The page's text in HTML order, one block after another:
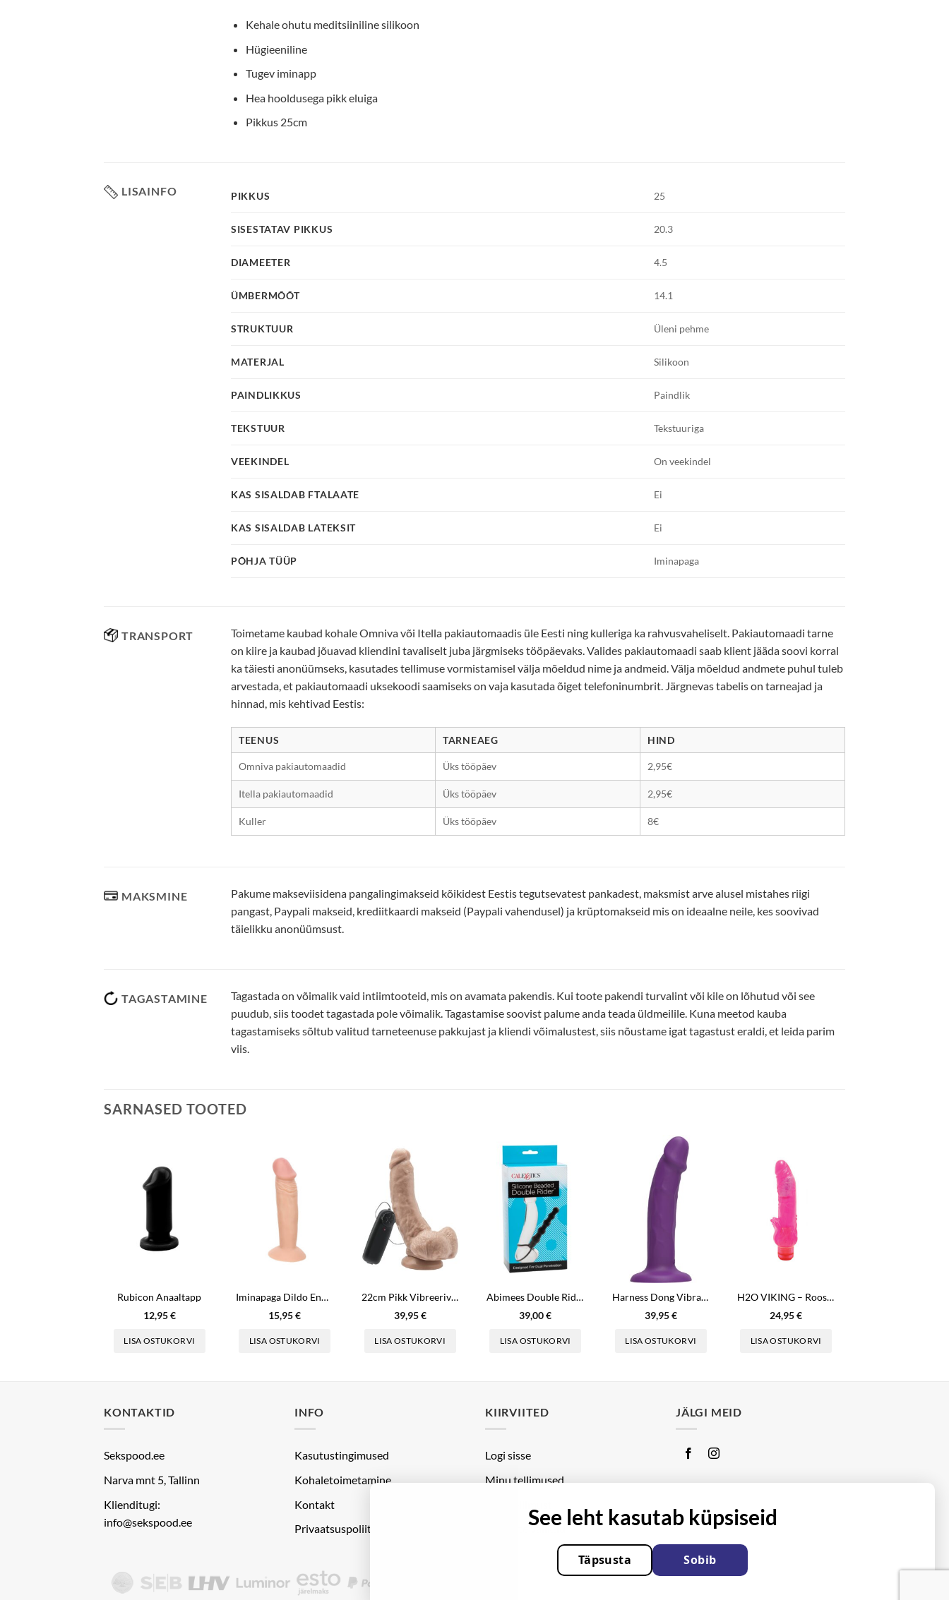
Kehale ohutu meditsiiniline silikoon
Hügieeniline
Tugev iminapp
Hea hooldusega pikk eluiga
Pikkus 25cm
LISAINFO PIKKUS 25
SISESTATAV PIKKUS 20.3
DIAMEETER 4.5
ÜMBERMÕÕT 14.1
STRUKTUUR Üleni pehme
MATERJAL Silikoon
PAINDLIKKUS Paindlik
TEKSTUUR Tekstuuriga
VEEKINDEL On veekindel
KAS SISALDAB FTALAATE Ei
KAS SISALDAB LATEKSIT Ei
PÕHJA TÜÜP Iminapaga
TRANSPORT
Toimetame kaubad kohale Omniva või Itella pakiautomaadis üle Eesti ning kulleriga ka rahvusvaheliselt. Pakiautomaadi tarne
on kiire ja kaubad jõuavad kliendini tavaliselt juba järgmiseks tööpäevaks. Valides pakiautomaadi saab klient jääda soovi korral
ka täiesti anonüümseks, kasutades tellimuse vormistamisel välja mõeldud nime ja andmeid. Välja mõeldud andmete puhul tuleb
arvestada, et pakiautomaadi uksekoodi saamiseks on vaja kasutada õiget telefoninumbrit. Järgnevas tabelis on tarneajad ja
hinnad, mis kehtivad Eestis:
TEENUS TARNEAEG HIND
Omniva pakiautomaadid Üks tööpäev 2,95€
Itella pakiautomaadid Üks tööpäev 2,95€
Kuller Üks tööpäev 8€
MAKSMINE
Pakume makseviisidena pangalingimakseid kõikidest Eestis tegutsevatest pankadest, maksmist arve alusel mistahes riigi
pangast, Paypali makseid, krediitkaardi makseid (Paypali vahendusel) ja krüptomakseid mis on ideaalne neile, kes soovivad
täielikku anonüümsust.
TAGASTAMINE
Tagastada on võimalik vaid intiimtooteid, mis on avamata pakendis. Kui toote pakendi turvalint või kile on lõhutud või see
puudub, siis toodet tagastada pole võimalik. Tagastamise soovist palume anda teada üldmeilile. Kuna meetod kauba
tagastamiseks sõltub valitud tarneteenuse pakkujast ja kliendi võimalustest, siis nõustame igat tagastust eraldi, et leida parim
viis.
SARNASED TOOTED
Rubicon Anaaltapp
12,95€
LISA OSTUKORVI
Iminapaga Dildo Enduro Blaster
15,95€
LISA OSTUKORVI
22cm Pikk Vibreeriv Dildo Munadega
39,95€
LISA OSTUKORVI
Abimees Double Rider Dual Penetrator
39,00€
LISA OSTUKORVI
Harness Dong Vibrating – Lilla
39,95€
LISA OSTUKORVI
H2O VIKING – Roosa Realistlik Vibraator
24,95€
LISA OSTUKORVI
KONTAKTID
Sekspood.ee
Narva mnt 5, Tallinn
Klienditugi:
info@sekspood.ee
INFO
Kasutustingimused
Kohaletoimetamine
Kontakt
Privaatsuspoliitika
KIIRVIITED
Logi sisse
Minu tellimused
Küpsiste valikud
JÄLGI MEID
See leht kasutab küpsiseid
Täpsusta Sobib